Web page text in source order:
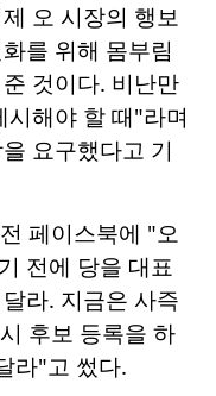
오 시장의 행보
를 위해 몸부림
것이다. 비난만
해야 할 때"라며
요구했다고 기
페이스북에 "오
전에 당을 대표
라. 지금은 사즉
후보 등록을 하
라"고 썼다.